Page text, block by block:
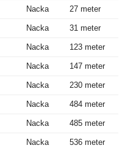
Nacka 27 meter
Nacka 31 meter
Nacka 123 meter
Nacka 147 meter
Nacka 230 meter
Nacka 484 meter
Nacka 485 meter
Nacka 536 meter